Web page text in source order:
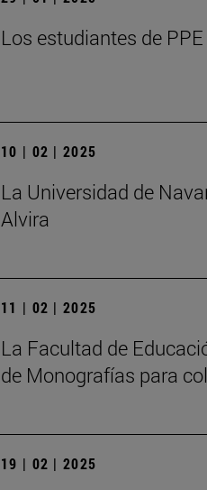
Los estudiantes de
10 | 02 | 2025
La Universidad de
Alvira
11 | 02 | 2025
La Facultad de
de Monografías para
19 | 02 | 2025